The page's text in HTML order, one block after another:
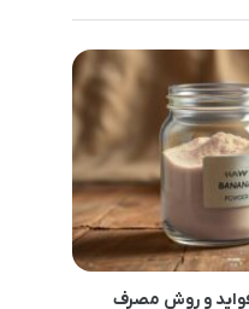
و روش مصرف